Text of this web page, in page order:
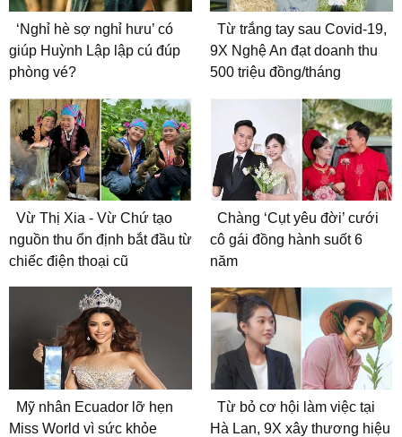
‘Nghỉ hè sợ nghỉ hưu’ có
giúp Huỳnh Lập lập cú đúp
phòng vé?
Từ trắng tay sau Covid-19,
9X Nghệ An đạt doanh thu
500 triệu đồng/tháng
Vừ Thị Xia - Vừ Chứ tạo
nguồn thu ổn định bắt đầu từ
chiếc điện thoại cũ
Chàng ‘Cụt yêu đời’ cưới
cô gái đồng hành suốt 6
năm
Mỹ nhân Ecuador lỡ hẹn
Miss World vì sức khỏe
Từ bỏ cơ hội làm việc tại
Hà Lan, 9X xây thương hiệu